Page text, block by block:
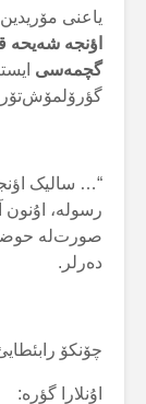
یاعنی
اؤنجە شەیحە
گچمەسی
“… سالیک
رسولە، اۇنون
صورت‌لە
دەرلر.
چۆنکۆ
اۇنلارا گؤرە: